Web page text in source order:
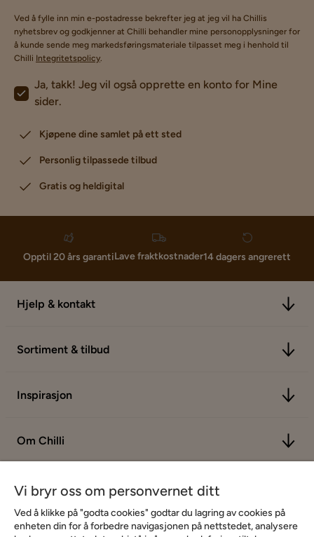
Ved å fylle inn min e-postadresse bekrefter jeg at jeg vil ha Chillis
nyhetsbrev og godkjenner at Chilli behandler mine personopplysninger for
å kunde sende meg markedsføringsmateriale tilpasset meg i henhold til
Chilli Integritetspolicy.
Ja, takk! Jeg vil også opprette en konto for Mine
sider.
Kjøpene dine samlet på ett sted
Personlig tilpassede tilbud
Gratis og heldigital
Opptil 20 års garantiLave fraktkostnader14 dagers angrerett
Hjelp & kontakt
Sortiment & tilbud
Inspirasjon
Om Chilli
Vi bryr oss om personvernet ditt
Ved å klikke på "godta cookies" godtar du lagring av cookies på
enheten din for å forbedre navigasjonen på nettstedet, analysere